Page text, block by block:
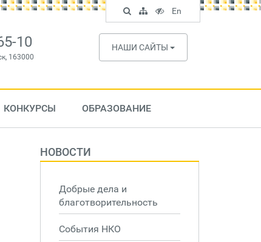
10
163000
НАШИ САЙТЫ
КОНКУРСЫ ОБРАЗОВАНИЕ
НОВОСТИ
Добрые дела и
благотворительность
События НКО
Поиск
по
сайту
Карта
сайта
Версия
для
слабовидящих
En
English